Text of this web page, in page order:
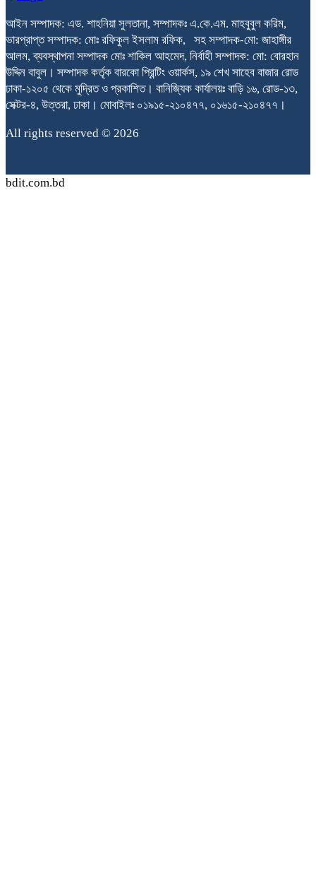
আইন সম্পাদক: এড. শাহনিয়া সুলতানা, সম্পাদকঃ এ.কে.এম. মাহবুবুল করিম,
ভারপ্রাপ্ত সম্পাদক: মোঃ রফিকুল ইসলাম রফিক, সহ সম্পাদক-মো: জাহাঙ্গীর
আলম, ব্যবস্থাপনা সম্পাদক মোঃ শাকিল আহমেদ, নির্বাহী সম্পাদক: মো: বোরহান
উদ্দিন বাবুল। সম্পাদক কর্তৃক বারকো প্রিন্টিং ওয়ার্কস, ১৯ শেখ সাহেব বাজার রোড
ঢাকা-১২০৫ থেকে মুদ্রিত ও প্রকাশিত। বানিজ্যিক কার্যালয়ঃ বাড়ি ১৬, রোড-১৩,
সেক্টর-৪, উত্তরা, ঢাকা। মোবাইলঃ ০১৯১৫-২১০৪৭৭, ০১৬১৫-২১০৪৭৭।
All rights reserved © 2026
bdit.com.bd